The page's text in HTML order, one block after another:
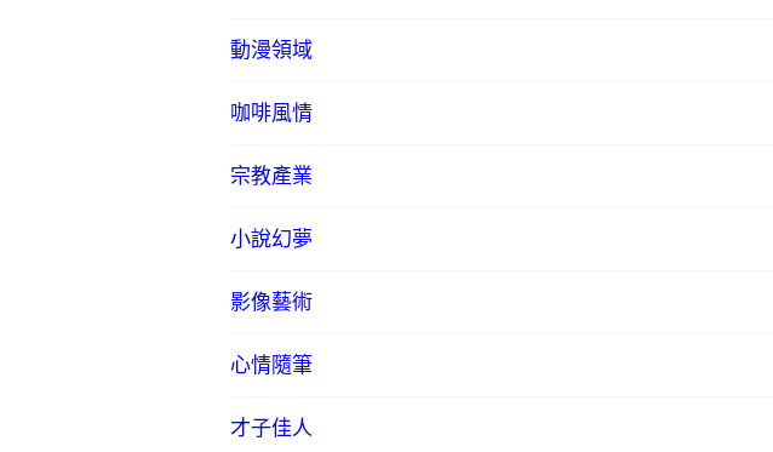
動漫領域
咖啡風情
宗教產業
小說幻夢
影像藝術
心情隨筆
才子佳人